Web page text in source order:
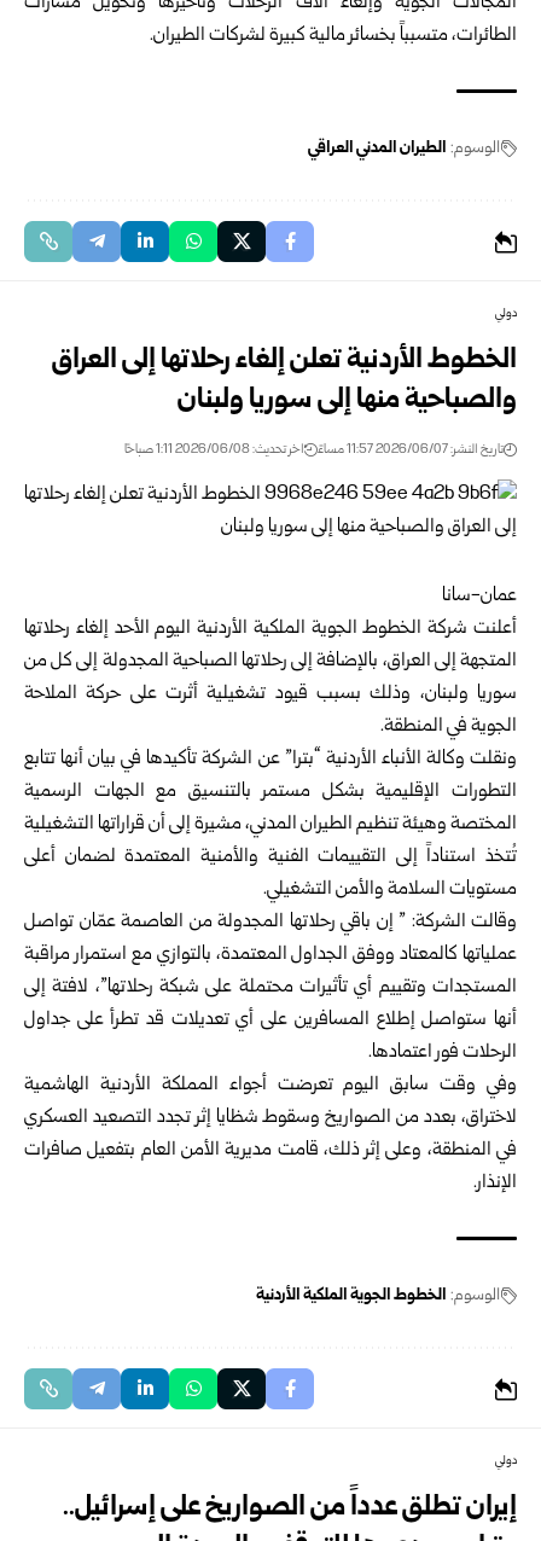
الطائرات، متسبباً بخسائر مالية كبيرة لشركات الطيران.
الوسوم: الطيران المدني العراقي
دولي
الخطوط الأردنية تعلن إلغاء رحلاتها إلى العراق
والصباحية منها إلى سوريا ولبنان
تاريخ النشر: 2026/06/07 11:57 مساءً اخر تحديث: 2026/06/08 1:11 صباحًا
عمان-سانا
أعلنت شركة الخطوط الجوية الملكية الأردنية اليوم الأحد إلغاء رحلاتها
المتجهة إلى العراق، بالإضافة إلى رحلاتها الصباحية المجدولة إلى كل من
سوريا ولبنان، وذلك بسبب قيود تشغيلية أثرت على حركة الملاحة
الجوية في المنطقة.
ونقلت وكالة الأنباء الأردنية “بترا” عن الشركة تأكيدها في بيان أنها تتابع
التطورات الإقليمية بشكل مستمر بالتنسيق مع الجهات الرسمية
المختصة وهيئة تنظيم الطيران المدني، مشيرة إلى أن قراراتها التشغيلية
تُتخذ استناداً إلى التقييمات الفنية والأمنية المعتمدة لضمان أعلى
مستويات السلامة والأمن التشغيلي.
وقالت الشركة: ” إن باقي رحلاتها المجدولة من العاصمة عمّان تواصل
عملياتها كالمعتاد ووفق الجداول المعتمدة، بالتوازي مع استمرار مراقبة
المستجدات وتقييم أي تأثيرات محتملة على شبكة رحلاتها”، لافتة إلى
أنها ستواصل إطلاع المسافرين على أي تعديلات قد تطرأ على جداول
الرحلات فور اعتمادها.
وفي وقت سابق اليوم تعرضت أجواء المملكة الأردنية الهاشمية
لاختراق، بعدد من الصواريخ وسقوط شظايا إثر تجدد التصعيد العسكري
في المنطقة، وعلى إثر ذلك، قامت مديرية الأمن العام بتفعيل صافرات
الإنذار.
الوسوم: الخطوط الجوية الملكية الأردنية
دولي
إيران تطلق عدداً من الصواريخ على إسرائيل..